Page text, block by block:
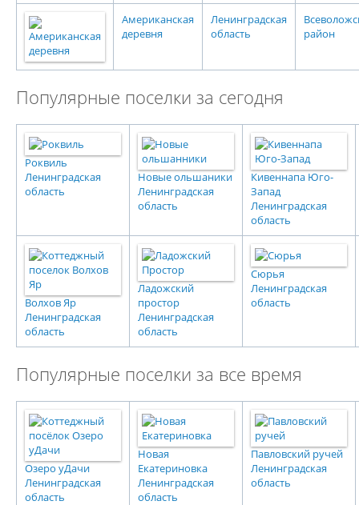
Американская
деревня
Ленинградская
область
район
Популярные поселки за сегодня
Роквиль
Ленинградская
область
Новые ольшаники
Ленинградская
область
Кивеннапа Юго-
Запад
Ленинградская
область
Волхов Яр
Ленинградская
область
Ладожский
простор
Ленинградская
область
Сюрья
Ленинградская
область
Популярные поселки за все время
Озеро уДачи
Ленинградская
область
Новая
Екатериновка
Ленинградская
область
Павловский ручей
Ленинградская
область